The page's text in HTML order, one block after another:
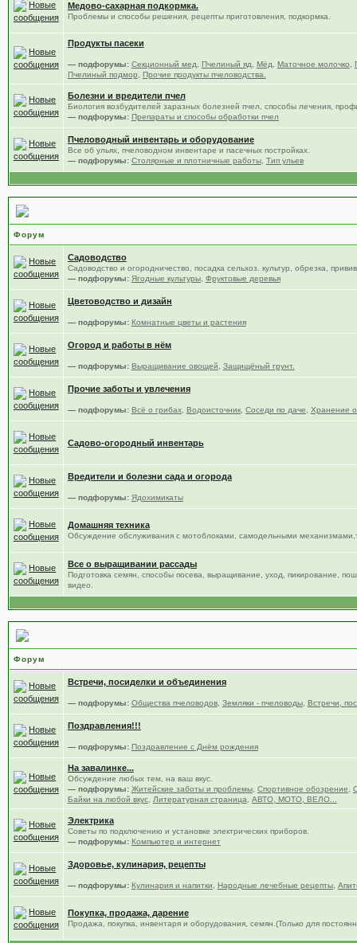
Медово-сахарная подкормка.
Проблемы и способы решения, рецепты приготовления, подкормка.
Продукты пасеки
— подфорумы: Секционный мед Пчелиный яд Мёд Маточное молочко
Пчелиный подмор
Прочие продукты пчеловодства.
Болезни и вредители пчел
Биология возбудителей заразных болезней пчел, способы лечения,
— подфорумы: Препараты и способы обработки пчел
Пчеловодный инвентарь и оборудование
Все об ульях, пчеловодном инвентаре и пасечных постройках.
— подфорумы: Столярные и плотничные работы, Тип ульев
Форум
Садоводство
Садоводство и огородничество, посадка сельхоз. культур, обрезка,
— подфорумы: Ягодные культуры, Фруктовые деревья
Цветоводство и дизайн
— подфорумы: Комнатные цветы и растения
Огород и работы в нём
— подфорумы: Выращивание овощей Защищёный грунт.
Прочие заботы и увлечения
— подфорумы: Всё о грибах, Водоисточник, Соседи по даче Хранение
Садово-огородный инвентарь
Вредители и болезни сада и огорода
— подфорумы: Ядохимикаты
Домашняя техника
Обсуждение обслуживания с мотоблоками, самодельными
Все о выращивании рассады
Подготовка семян, способы посева, выращивание, уход, пикирование,
видео.
Форум
Встречи, посиделки и объединения
— подфорумы: Общества пчеловодов, Земляки - пчеловоды, Встречи,
Поздравления!!!
— подфорумы: Поздравление с Днём рождения
На завалинке...
Обсуждение любых тем, на ваш вкус.
— подфорумы: Житейские заботы и проблемы, Спортивное обозрение
Байки на любой вкус, Литературная страница АВТО, МОТО, ВЕЛО...
Электрика
Советы по подключению и установке электрических приборов.
— подфорумы: Компьютер и интернет
Здоровье, кулинария, рецепты
— подфорумы: Кулинария и напитки Народные лечебные рецепты,
Покупка, продажа, дарение
Продажа, покупка, инвентаря и оборудования, семян.(Только для